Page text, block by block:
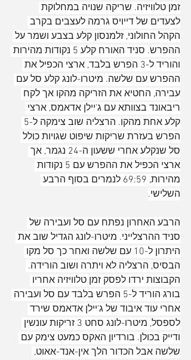
זמן טלוויזיה. שריקה שנויה במחלוקת
לצעדים של דייויס גרמה לעצבים בקרב
הקהל החולוני, זלמנסון קלע בצבע ושמר על
ההפרש. סניד האורח קלע 5 נקודות מהירות
והוריד ל-3 הפרש בלבד, ארצי הכפיל את
ההפרש עם שלשה. מיטרו-לונג קלע סל עם
עבירה, החטיא את הזריקה מהקו אך לקח
ריבאונד בצוותא עם ג'יילן אדאמס, ארצי
הפרש בעזרת שריקות שיפוט שגויות כולל
סל שנקלע אחרי ששעון ה-24 נגמר, אך
ארצי הכפיל את ההפרש עם 5 נקודות
מהירות, 69:59 לנמרים בסוף הרבע
השלישי.
הרבע האחרון נפתח עם סל ועבירה של
סניד ההרצלייני. מיטרו-לונג הגדיל שוב את
היתרון ל-10 עם שלשה ואחר כך סל מקו
הבסיס, הרצליה לא ויתרה ושוב הורידה.
הקבוצות ירדו לפסק זמן טלוויזיה אחריו
בורג הוריד ל-5 הפרש בלבד עם סל ועבירה
אחרי עוד איבוד של ג'יילן אדאמס שירד
לספסל, מיטרו-לונג סחט 3 זריקות עונשין
ודייק בכולן. בורדיון האקס כמעט צימק עם
שלשה אבל הכדור הלך אין-אנד-אאוט,